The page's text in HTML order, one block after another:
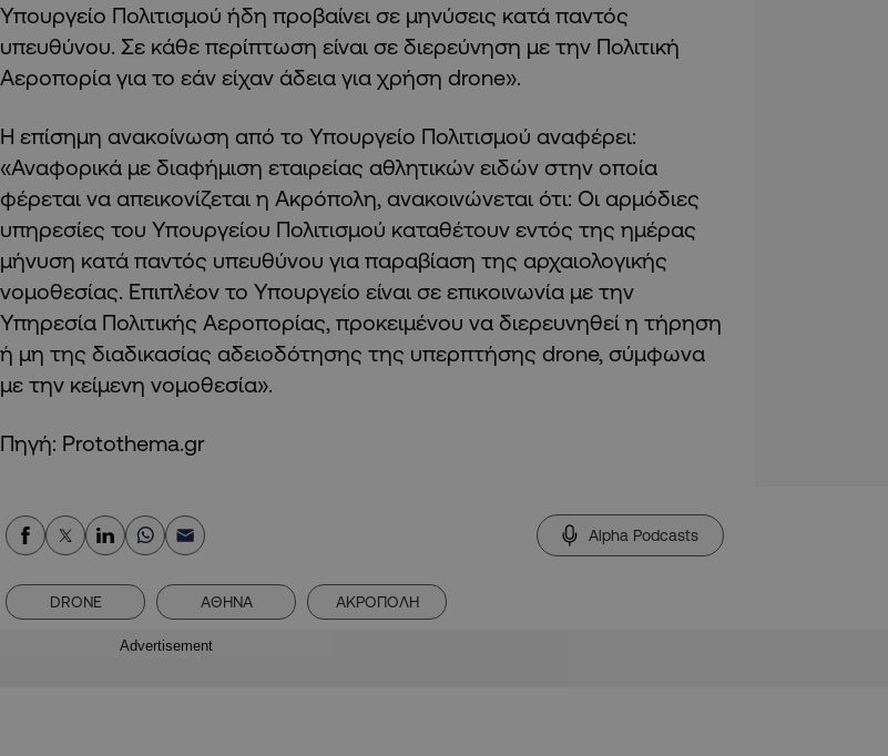
Υπουργείο Πολιτισμού ήδη προβαίνει σε μηνύσεις κατά παντός
υπευθύνου. Σε κάθε περίπτωση είναι σε διερεύνηση με την Πολιτική
Αεροπορία για το εάν είχαν άδεια για χρήση drone».
Η επίσημη ανακοίνωση από το Υπουργείο Πολιτισμού αναφέρει:
«Αναφορικά με διαφήμιση εταιρείας αθλητικών ειδών στην οποία
φέρεται να απεικονίζεται η Ακρόπολη, ανακοινώνεται ότι: Οι αρμόδιες
υπηρεσίες του Υπουργείου Πολιτισμού καταθέτουν εντός της ημέρας
μήνυση κατά παντός υπευθύνου για παραβίαση της αρχαιολογικής
νομοθεσίας. Επιπλέον το Υπουργείο είναι σε επικοινωνία με την
Υπηρεσία Πολιτικής Αεροπορίας, προκειμένου να διερευνηθεί η τήρηση
ή μη της διαδικασίας αδειοδότησης της υπερπτήσης drone, σύμφωνα
με την κείμενη νομοθεσία».
Πηγή: Protothema.gr
Alpha Podcasts
DRONE ΑΘΗΝΑ ΑΚΡΟΠΟΛΗ
Advertisement